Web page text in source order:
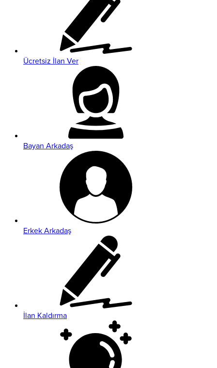
Ücretsiz İlan Ver
Bayan Arkadaş
Erkek Arkadaş
İlan Kaldırma